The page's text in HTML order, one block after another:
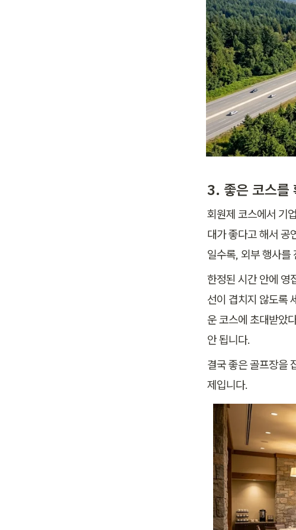
3. 좋은 코스를
회원제 코스에서 기
대가 좋다고 해서 공
일수록, 외부 행사를
한정된 시간 안에 영
선이 겹치지 않도록
운 코스에 초대받았
안 됩니다.
결국 좋은 골프장을
제입니다.